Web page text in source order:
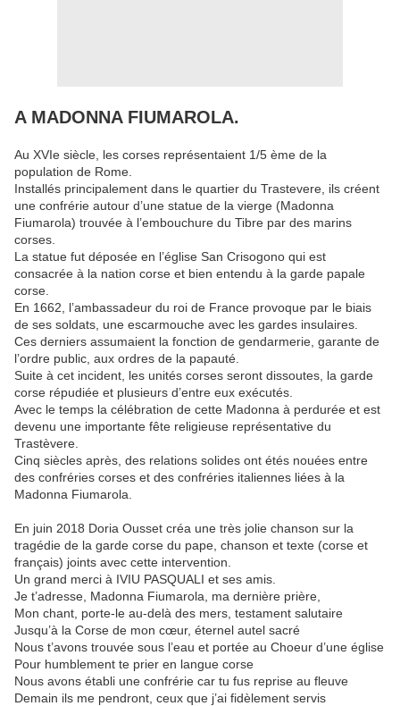
A MADONNA FIUMAROLA.
Au XVIe siècle, les corses représentaient 1/5 ème de la
population de Rome.
Installés principalement dans le quartier du Trastevere, ils créent
une confrérie autour d’une statue de la vierge (Madonna
Fiumarola) trouvée à l’embouchure du Tibre par des marins
corses.
La statue fut déposée en l’église San Crisogono qui est
consacrée à la nation corse et bien entendu à la garde papale
corse.
En 1662, l’ambassadeur du roi de France provoque par le biais
de ses soldats, une escarmouche avec les gardes insulaires.
Ces derniers assumaient la fonction de gendarmerie, garante de
l’ordre public, aux ordres de la papauté.
Suite à cet incident, les unités corses seront dissoutes, la garde
corse répudiée et plusieurs d’entre eux exécutés.
Avec le temps la célébration de cette Madonna à perdurée et est
devenu une importante fête religieuse représentative du
Trastèvere.
Cinq siècles après, des relations solides ont étés nouées entre
des confréries corses et des confréries italiennes liées à la
Madonna Fiumarola.
En juin 2018 Doria Ousset créa une très jolie chanson sur la
tragédie de la garde corse du pape, chanson et texte (corse et
français) joints avec cette intervention.
Un grand merci à IVIU PASQUALI et ses amis.
Je t’adresse, Madonna Fiumarola, ma dernière prière,
Mon chant, porte-le au-delà des mers, testament salutaire
Jusqu’à la Corse de mon cœur, éternel autel sacré
Nous t’avons trouvée sous l’eau et portée au Choeur d’une église
Pour humblement te prier en langue corse
Nous avons établi une confrérie car tu fus reprise au fleuve
Demain ils me pendront, ceux que j’ai fidèlement servis